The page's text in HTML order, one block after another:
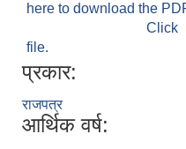
here to download the
Click
file.
प्रकार:
राजपत्र
आर्थिक वर्ष: